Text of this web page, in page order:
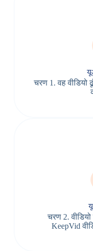
चरण 1. वह
चरण 2.
KeepVid